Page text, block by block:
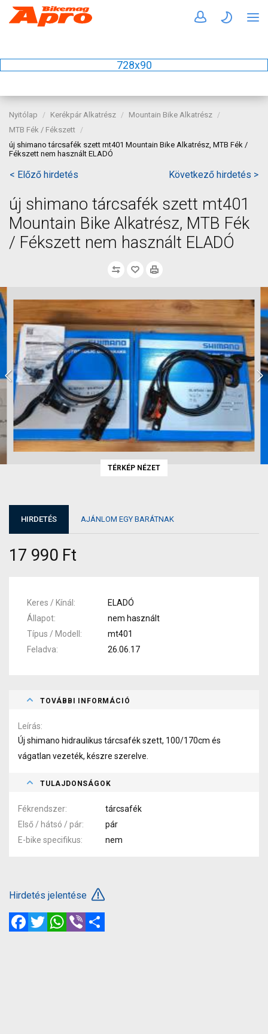
728x90
Nyitólap Kerékpár Alkatrész
Mountain Bike Alkatrész
MTB Fék / Fékszett
új shimano tárcsafék szett mt401 Mountain Bike Alkatrész, MTB Fék /
Fékszett nem használt ELADÓ
< Előző hirdetés Következő hirdetés >
új shimano tárcsafék szett mt401
Mountain Bike Alkatrész, MTB Fék
/ Fékszett nem használt ELADÓ
TÉRKÉP NÉZET
HIRDETÉS AJÁNLOM EGY BARÁTNAK
17 990 Ft
Keres / Kínál
ELADÓ
Állapot
nem használt
Típus / Modell
mt401
Feladva
26.06.17
TOVÁBBI INFORMÁCIÓ
Leírás
Új shimano hidraulikus tárcsafék szett, 100/170cm és
vágatlan vezeték, készre szerelve.
TULAJDONSÁGOK
Fékrendszer
tárcsafék
Első / hátsó / pár
pár
E-bike specifikus
nem
Hirdetés jelentése
FacebookTwitterWhatsApp
Viber